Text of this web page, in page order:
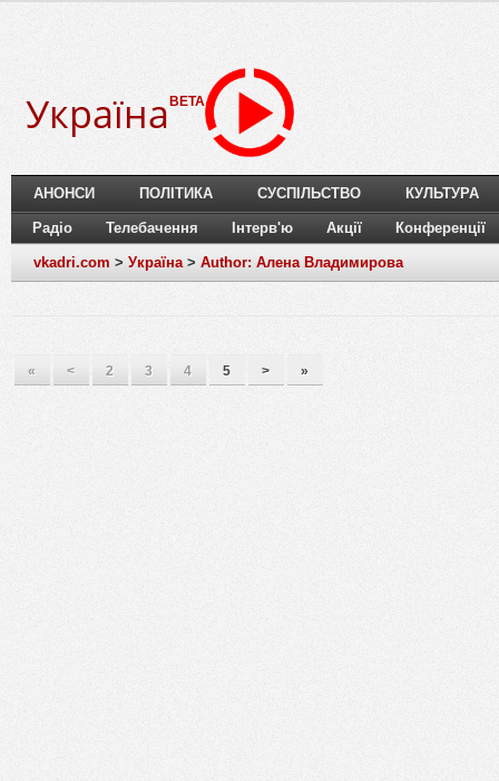
Україна BETA
АНОНСИ ПОЛІТИКА СУСПІЛЬСТВО КУЛЬТУРА
Радіо Телебачення Інтерв'ю Акції Конференції
vkadri.com > Україна> Author: Алена Владимирова
« < 2 3 4 5 > »